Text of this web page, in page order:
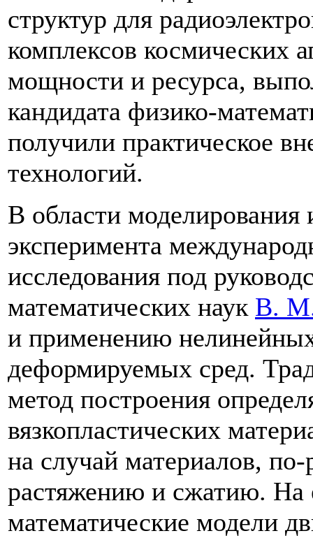
структур для
комплексов космических
мощности и ресурса,
кандидата физико-
получили практическое
технологий.
В области моделирования
эксперимента
исследования под
математических наук В. М.
и применению
деформируемых сред.
метод построения
вязкопластических
на случай материалов,
растяжению и сжатию. На
математические модели